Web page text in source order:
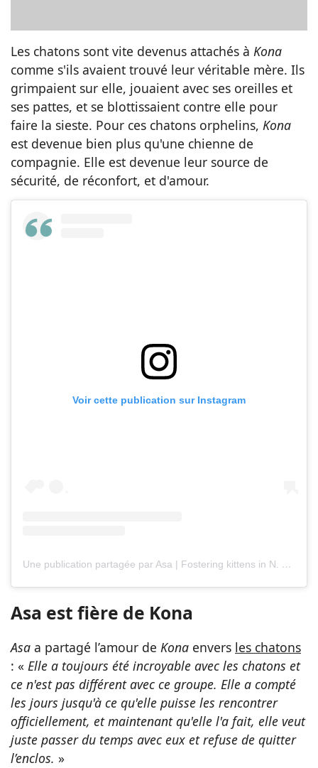
Les chatons sont vite devenus attachés à Kona
comme s'ils avaient trouvé leur véritable mère. Ils
grimpaient sur elle, jouaient avec ses oreilles et
ses pattes, et se blottissaient contre elle pour
faire la sieste. Pour ces chatons orphelins, Kona
est devenue bien plus qu'une chienne de
compagnie. Elle est devenue leur source de
sécurité, de réconfort, et d'amour.
Voir cette publication sur Instagram
Une publication partagée par Asa | Fostering kittens in N. Virginia ? (@shibuyarollcall)
Asa est fière de Kona
Asa a partagé l’amour de Kona envers les chatons
: « Elle a toujours été incroyable avec les chatons et
ce n'est pas différent avec ce groupe. Elle a compté
les jours jusqu'à ce qu'elle puisse les rencontrer
officiellement, et maintenant qu'elle l'a fait, elle veut
juste passer du temps avec eux et refuse de quitter
l’enclos. »